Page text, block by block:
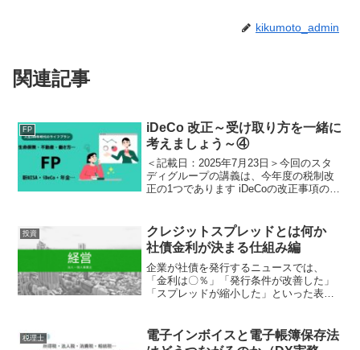
kikumoto_admin
関連記事
FP
iDeCo 改正～受け取り方を一緒に
考えましょう～④
＜記載日：2025年7月23日＞今回のスタ
ディグループの講義は、今年度の税制改
正の1つであります iDeCoの改正事項のう
ついて、どのように受け取るのが良いの
か、一...
投資
クレジットスプレッドとは何か
社債金利が決まる仕組み編
企業が社債を発行するニュースでは、
「金利は〇％」「発行条件が改善した」
「スプレッドが縮小した」といった表現
められるものではありません。市場で決
まる「基準となる金利」に、...
税理士
電子インボイスと電子帳簿保存法